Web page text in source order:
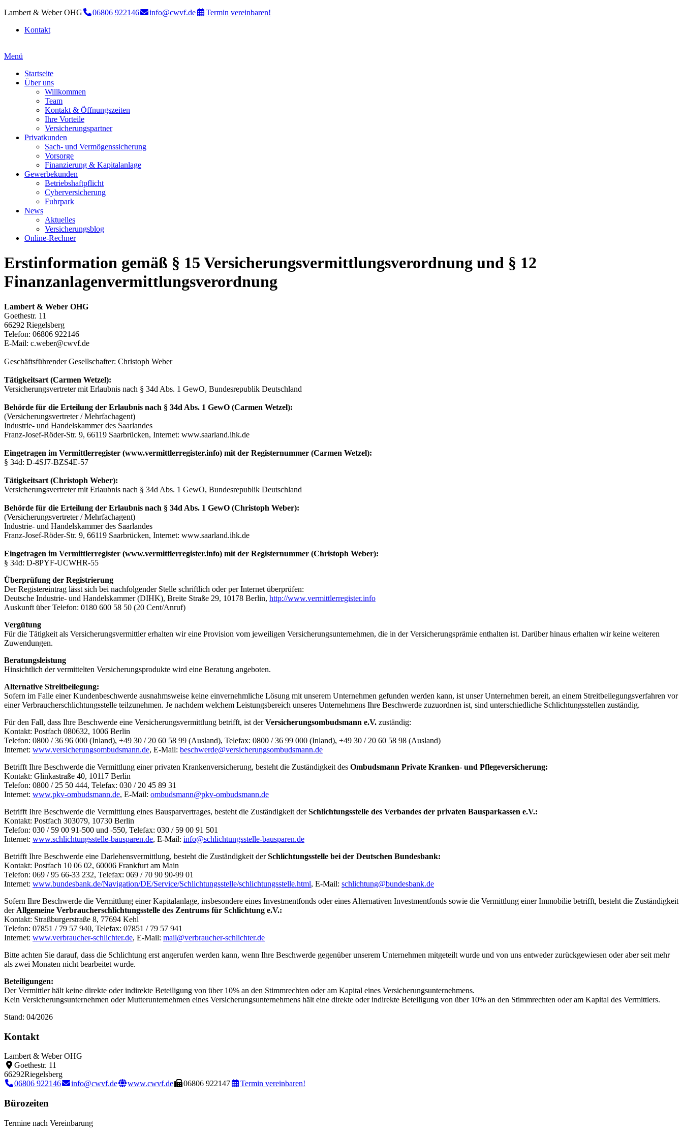
Lambert & Weber OHG 06806 922146 info@cwvf.de
Termin vereinbaren!
Kontakt
Menü
Startseite
Über uns
Willkommen
Team
Kontakt & Öffnungszeiten
Ihre Vorteile
Versicherungspartner
Privatkunden
Sach- und Vermögenssicherung
Vorsorge
Finanzierung & Kapitalanlage
Gewerbekunden
Betriebshaftpflicht
Cyberversicherung
Fuhrpark
News
Aktuelles
Versicherungsblog
Online-Rechner
Erstinformation gemäß § 15 Versicherungsvermittlungsverordnung und § 12
Finanzanlagenvermittlungsverordnung
Lambert & Weber OHG
Goethestr. 11
66292 Riegelsberg
Telefon: 06806 922146
E-Mail: c.weber@cwvf.de
Geschäftsführender Gesellschafter: Christoph Weber
Tätigkeitsart (Carmen Wetzel):
Versicherungsvertreter mit Erlaubnis nach § 34d Abs. 1 GewO, Bundesrepublik Deutschland
Behörde für die Erteilung der Erlaubnis nach § 34d Abs. 1 GewO (Carmen Wetzel):
(Versicherungsvertreter / Mehrfachagent)
Industrie- und Handelskammer des Saarlandes
Franz-Josef-Röder-Str. 9, 66119 Saarbrücken, Internet: www.saarland.ihk.de
Eingetragen im Vermittlerregister (www.vermittlerregister.info) mit der Registernummer (Carmen Wetzel):
§ 34d: D-4SJ7-BZS4E-57
Tätigkeitsart (Christoph Weber):
Versicherungsvertreter mit Erlaubnis nach § 34d Abs. 1 GewO, Bundesrepublik Deutschland
Behörde für die Erteilung der Erlaubnis nach § 34d Abs. 1 GewO (Christoph Weber):
(Versicherungsvertreter / Mehrfachagent)
Industrie- und Handelskammer des Saarlandes
Franz-Josef-Röder-Str. 9, 66119 Saarbrücken, Internet: www.saarland.ihk.de
Eingetragen im Vermittlerregister (www.vermittlerregister.info) mit der Registernummer (Christoph Weber):
§ 34d: D-8PYF-UCWHR-55
Überprüfung der Registrierung
Der Registereintrag lässt sich bei nachfolgender Stelle schriftlich oder per Internet überprüfen:
Deutsche Industrie- und Handelskammer (DIHK), Breite Straße 29, 10178 Berlin, http://www.vermittlerregister.info
Auskunft über Telefon: 0180 600 58 50 (20 Cent/Anruf)
Vergütung
Für die Tätigkeit als Versicherungsvermittler erhalten wir eine Provision vom jeweiligen Versicherungsunternehmen, die in der Versicherungsprämie enthalten ist. Darüber hinaus erhalten wir keine weiteren
Zuwendungen.
Beratungsleistung
Hinsichtlich der vermittelten Versicherungsprodukte wird eine Beratung angeboten.
Alternative Streitbeilegung:
Sofern im Falle einer Kundenbeschwerde ausnahmsweise keine einvernehmliche Lösung mit unserem Unternehmen gefunden werden kann, ist unser Unternehmen bereit, an einem Streitbeilegungsverfahren vor
einer Verbraucherschlichtungsstelle teilzunehmen. Je nachdem welchem Leistungsbereich unseres Unternehmens Ihre Beschwerde zuzuordnen ist, sind unterschiedliche Schlichtungsstellen zuständig.
Für den Fall, dass Ihre Beschwerde eine Versicherungsvermittlung betrifft, ist derVersicherungsombudsmann e.V. zuständig:
Kontakt: Postfach 080632, 1006 Berlin
Telefon: 0800 / 36 96 000 (Inland), +49 30 / 20 60 58 99 (Ausland), Telefax: 0800 / 36 99 000 (Inland), +49 30 / 20 60 58 98 (Ausland)
Internet: www.versicherungsombudsmann.de, E-Mail: beschwerde@versicherungsombudsmann.de
Betrifft Ihre Beschwerde die Vermittlung einer privaten Krankenversicherung, besteht die Zuständigkeit des Ombudsmann Private Kranken- und Pflegeversicherung:
Kontakt: Glinkastraße 40, 10117 Berlin
Telefon: 0800 / 25 50 444, Telefax: 030 / 20 45 89 31
Internet: www.pkv-ombudsmann.de, E-Mail: ombudsmann@pkv-ombudsmann.de
Betrifft Ihre Beschwerde die Vermittlung eines Bausparvertrages, besteht die Zuständigkeit derSchlichtungsstelle des Verbandes der privaten Bausparkassen e.V.:
Kontakt: Postfach 303079, 10730 Berlin
Telefon: 030 / 59 00 91-500 und -550, Telefax: 030 / 59 00 91 501
Internet: www.schlichtungsstelle-bausparen.de, E-Mail: info@schlichtungsstelle-bausparen.de
Betrifft Ihre Beschwerde eine Darlehensvermittlung, besteht die Zuständigkeit derSchlichtungsstelle bei der Deutschen Bundesbank:
Kontakt: Postfach 10 06 02, 60006 Frankfurt am Main
Telefon: 069 / 95 66-33 232, Telefax: 069 / 70 90 90-99 01
Internet: www.bundesbank.de/Navigation/DE/Service/Schlichtungsstelle/schlichtungsstelle.html, E-Mail: schlichtung@bundesbank.de
Sofern Ihre Beschwerde die Vermittlung einer Kapitalanlage, insbesondere eines Investmentfonds oder eines Alternativen Investmentfonds sowie die Vermittlung einer Immobilie betrifft, besteht die Zuständigkeit
der Allgemeine Verbraucherschlichtungsstelle des Zentrums für Schlichtung e.V.:
Kontakt: Straßburgerstraße 8, 77694 Kehl
Telefon: 07851 / 79 57 940, Telefax: 07851 / 79 57 941
Internet: www.verbraucher-schlichter.de, E-Mail: mail@verbraucher-schlichter.de
Bitte achten Sie darauf, dass die Schlichtung erst angerufen werden kann, wenn Ihre Beschwerde gegenüber unserem Unternehmen mitgeteilt wurde und von uns entweder zurückgewiesen oder aber seit mehr
als zwei Monaten nicht bearbeitet wurde.
Beteiligungen:
Der Vermittler hält keine direkte oder indirekte Beteiligung von über 10% an den Stimmrechten oder am Kapital eines Versicherungsunternehmens.
Kein Versicherungsunternehmen oder Mutterunternehmen eines Versicherungsunternehmens hält eine direkte oder indirekte Beteiligung von über 10% an den Stimmrechten oder am Kapital des Vermittlers.
Stand: 04/2026
Kontakt
Lambert & Weber OHG
Goethestr. 11
66292Riegelsberg
06806 922146
info@cwvf.de www.cwvf.de 06806 922147 Termin vereinbaren!
Bürozeiten
Termine nach Vereinbarung